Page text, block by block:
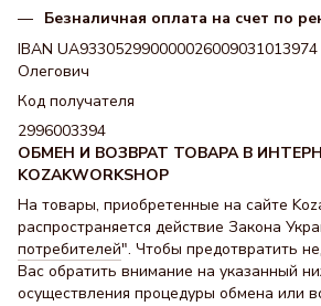
Безналичная оплата на счет по
IBAN
Олегович
Код получателя
2996003394
ОБМЕН И ВОЗВРАТ ТОВАРА В
KOZAKWORKSHOP
На товары, приобретенные на сайте
распространяется действие Закона
потребителей". Чтобы предотвратить
Вас обратить внимание на указанный
осуществления процедуры обмена или